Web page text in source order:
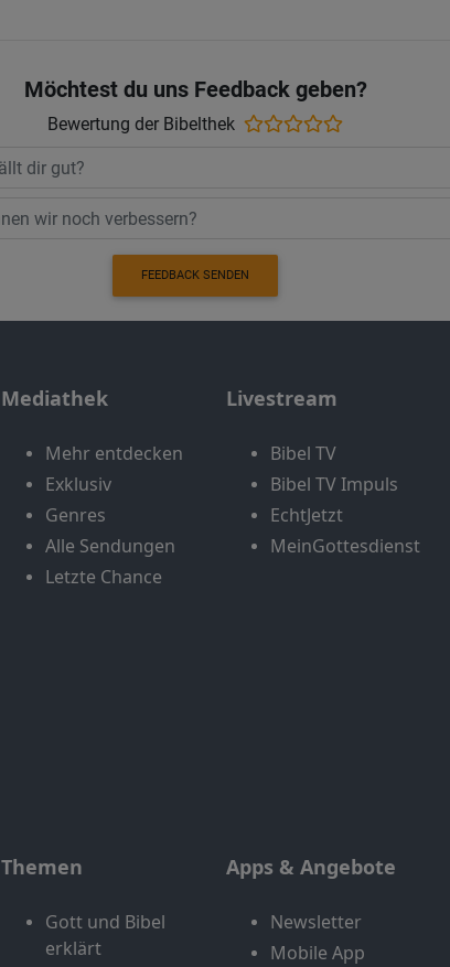
Möchtest du uns Feedback geben?
Bewertung der Bibelthek
FEEDBACK SENDEN
Mediathek
Mehr entdecken
Exklusiv
Genres
Alle Sendungen
Letzte Chance
Livestream
Bibel TV
Bibel TV Impuls
EchtJetzt
MeinGottesdienst
Themen
Gott und Bibel
erklärt
Apps & Angebote
Newsletter
Mobile App